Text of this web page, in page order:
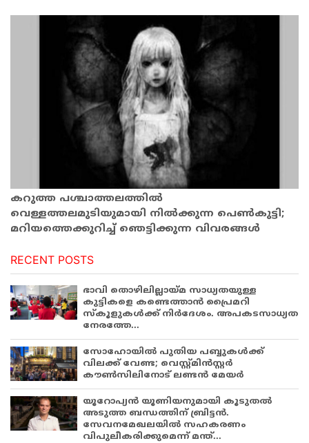
കറുത്ത പശ്ചാത്തലത്തില്‍
വെള്ളത്തലമുടിയുമായി നില്‍ക്കുന്ന പെണ്‍കുട്ടി;
മറിയത്തെക്കുറിച്ച് ഞെട്ടിക്കുന്ന വിവരങ്ങള്‍
RECENT POSTS
ഭാവി തൊഴിലില്ലായ്മ സാധ്യതയുള്ള
കുട്ടികളെ കണ്ടെത്താൻ പ്രൈമറി
സ്കൂളുകൾക്ക് നിർദേശം. അപകടസാധ്യത
നേരത്തേ...
സോഹോയിൽ പുതിയ പബ്ബുകൾക്ക്
വിലക്ക് വേണ്ട; വെസ്റ്റ്മിൻസ്റ്റർ
കൗൺസിലിനോട് ലണ്ടൻ മേയർ
യൂറോപ്യൻ യൂണിയനുമായി കൂടുതൽ
അടുത്ത ബന്ധത്തിന് ബ്രിട്ടൻ.
സേവനമേഖലയിൽ സഹകരണം
വിപുലീകരിക്കുമെന്ന് മന്ത്...